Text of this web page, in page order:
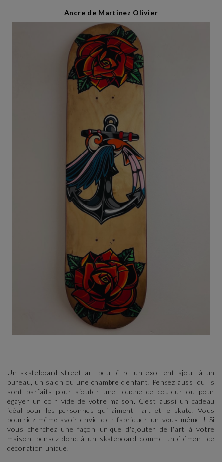
Ancre de Martinez Olivier
Un skateboard street art peut être un excellent ajout à un
bureau, un salon ou une chambre d'enfant. Pensez aussi qu'ils
sont parfaits pour ajouter une touche de couleur ou pour
égayer un coin vide de votre maison. C'est aussi un cadeau
idéal pour les personnes qui aiment l'art et le skate. Vous
pourriez même avoir envie d'en fabriquer un vous-même ! Si
vous cherchez une façon unique d'ajouter de l'art à votre
maison, pensez donc à un skateboard comme un élément de
décoration unique.